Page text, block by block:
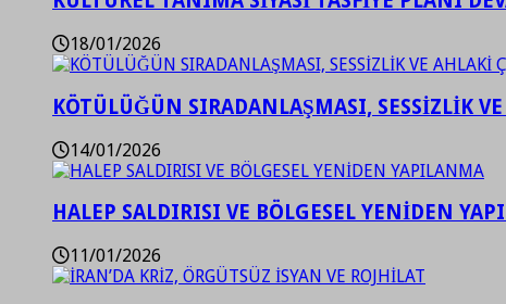
18/01/2026
KÖTÜLÜĞÜN SIRADANLAŞMASI, SESSİZLİK
14/01/2026
HALEP SALDIRISI VE BÖLGESEL YENİDEN
11/01/2026